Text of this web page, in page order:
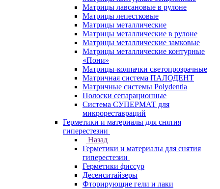
Матрицы лавсановые в рулоне
Матрицы лепестковые
Матрицы металлические
Матрицы металлические в рулоне
Матрицы металлические замковые
Матрицы металлические контурные
«Пони»
Матрицы-колпачки светопрозрачные
Матричная система ПАЛОДЕНТ
Матричные системы Polydentia
Полоски сепарационные
Система СУПЕРМАТ для
микрореставраций
Герметики и материалы для снятия
гиперестезии
Назад
Герметики и материалы для снятия
гиперестезии
Герметики фиссур
Десенситайзеры
Фторирующие гели и лаки